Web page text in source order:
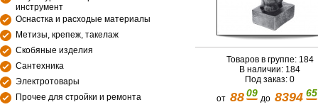
инструмент
Оснастка и расходые материалы
Метизы, крепеж, такелаж
Скобяные изделия
Сантехника
Электротовары
Прочее для стройки и ремонта
Товаров в группе: 184
В наличии: 184
Под заказ: 0
от 88 09до8394 65